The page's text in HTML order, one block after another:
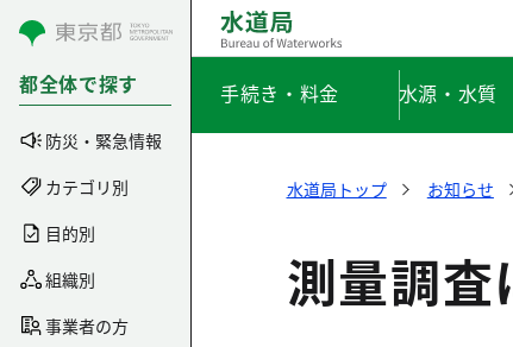
コンテンツにスキップ
都全体で探す
防災・緊急情報
カテゴリ別
目的別
組織別
事業者の方
手続き・料金 水源・水質
水道局トップ お知らせ
測量調査